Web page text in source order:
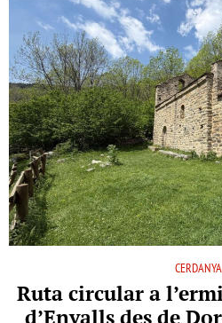
CERDANYA
Ruta circular a